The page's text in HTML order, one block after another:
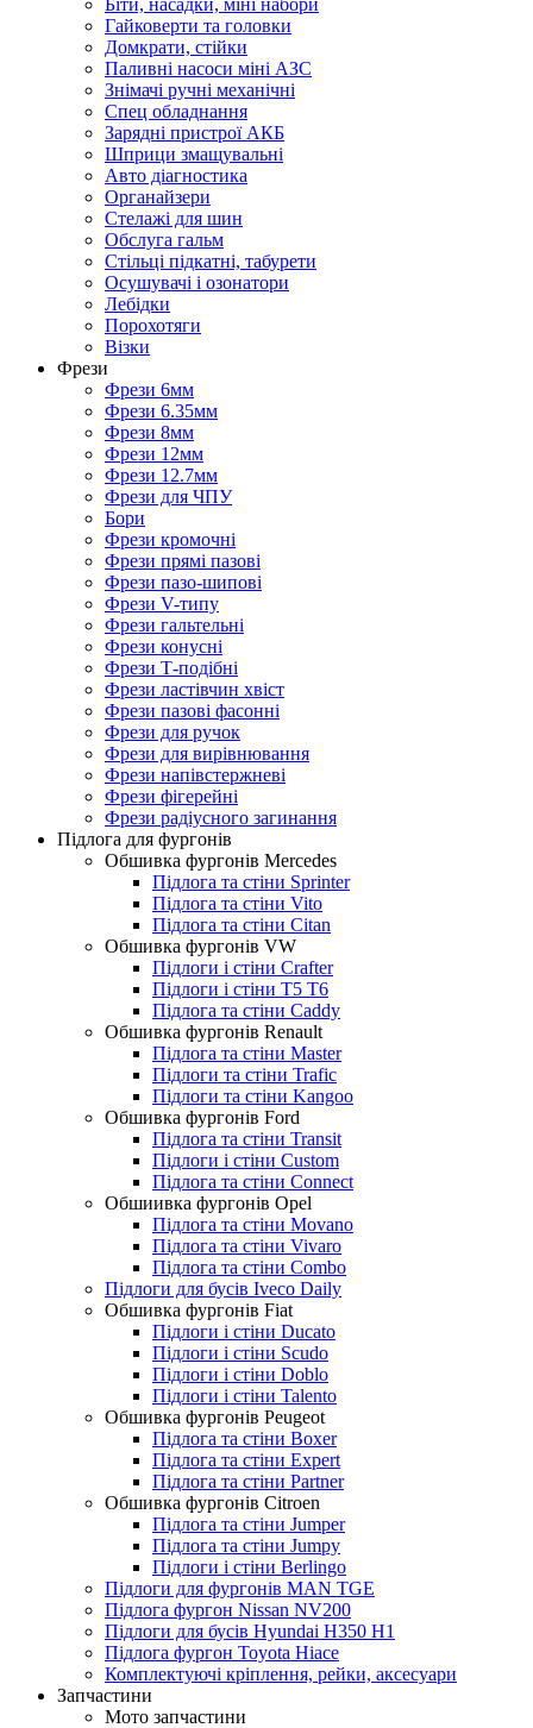
Гайковерти та головки
Домкрати, стійки
Паливні насоси міні АЗС
Знімачі ручні механічні
Спец обладнання
Зарядні пристрої АКБ
Шприци змащувальні
Авто діагностика
Органайзери
Стелажі для шин
Обслуга гальм
Стільці підкатні, табурети
Осушувачі і озонатори
Лебідки
Порохотяги
Візки
Фрези
Фрези 6мм
Фрези 6.35мм
Фрези 8мм
Фрези 12мм
Фрези 12.7мм
Фрези для ЧПУ
Бори
Фрези кромочні
Фрези прямі пазові
Фрези пазо-шипові
Фрези V-типу
Фрези гальтельні
Фрези конусні
Фрези Т-подібні
Фрези ластівчин хвіст
Фрези пазові фасонні
Фрези для ручок
Фрези для вирівнювання
Фрези напівстержневі
Фрези фігерейні
Фрези радіусного загинання
Підлога для фургонів
Обшивка фургонів Mercedes
Підлога та стіни Sprinter
Підлога та стіни Vito
Підлога та стіни Citan
Обшивка фургонів VW
Підлоги і стіни Crafter
Підлоги і стіни T5 T6
Підлога та стіни Caddy
Обшивка фургонів Renault
Підлога та стіни Master
Підлоги та стіни Trafic
Підлоги та стіни Kangoo
Обшивка фургонів Ford
Підлога та стіни Transit
Підлоги і стіни Custom
Підлога та стіни Connect
Обшиивка фургонів Opel
Підлога та стіни Movano
Підлога та стіни Vivaro
Підлога та стіни Combo
Підлоги для бусів Iveco Daily
Обшивка фургонів Fiat
Підлоги і стіни Ducato
Підлоги і стіни Scudo
Підлоги і стіни Doblo
Підлоги і стіни Talento
Обшивка фургонів Peugeot
Підлога та стіни Boxer
Підлога та стіни Expert
Підлога та стіни Partner
Обшивка фургонів Citroen
Підлога та стіни Jumper
Підлога та стіни Jumpy
Підлоги і стіни Berlingo
Підлоги для фургонів MAN TGE
Підлога фургон Nissan NV200
Підлоги для бусів Hyundai H350 H1
Підлога фургон Toyota Hiace
Комплектуючі кріплення, рейки, аксесуари
Запчастини
Мото запчастини